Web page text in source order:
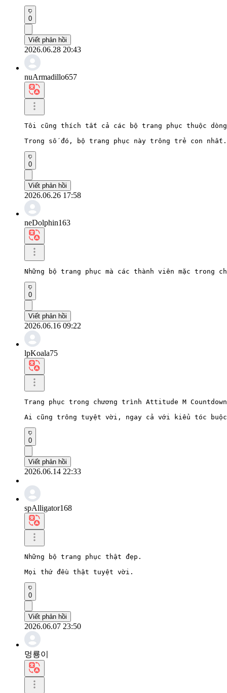
0
Viết phản hồi
2026.06.28 20:43
nuArmadillo657
Tôi cũng thích tất cả các bộ trang phục thuộc
Trong số đó, bộ trang phục này trông trẻ con nhất.
0
Viết phản hồi
2026.06.26 17:58
neDolphin163
Những bộ trang phục mà các thành viên mặc trong
0
Viết phản hồi
2026.06.16 09:22
lpKoala75
Trang phục trong chương trình Attitude M
Ai cũng trông tuyệt vời, ngay cả với kiểu tóc
0
Viết phản hồi
2026.06.14 22:33
spAlligator168
Những bộ trang phục thật đẹp.
Mọi thứ đều thật tuyệt vời.
0
Viết phản hồi
2026.06.07 23:50
멍룡이